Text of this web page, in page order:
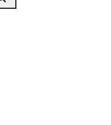
Etsi kursseja